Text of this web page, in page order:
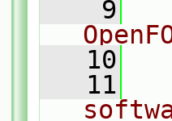
    9
   10
   11